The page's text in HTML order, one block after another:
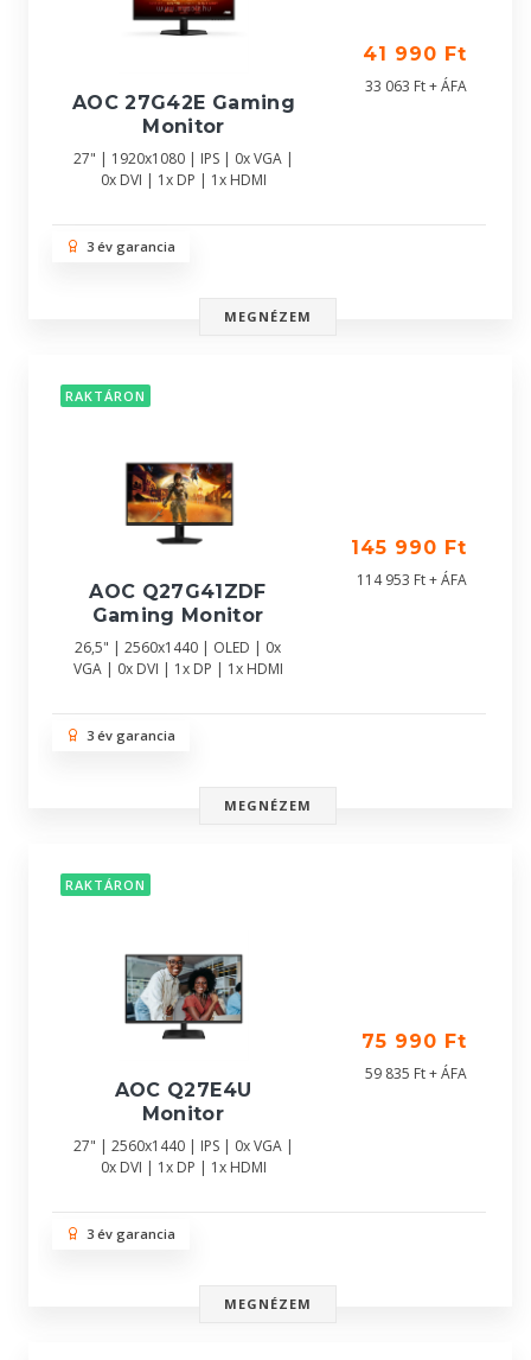
AOC 27G42E Gaming
Monitor
27" | 1920x1080 | IPS | 0x VGA |
0x DVI | 1x DP | 1x HDMI
41 990 Ft
33 063 Ft + ÁFA
3 év garancia
MEGNÉZEM
RAKTÁRON
AOC Q27G41ZDF
Gaming Monitor
26,5" | 2560x1440 | OLED | 0x
VGA | 0x DVI | 1x DP | 1x HDMI
145 990 Ft
114 953 Ft + ÁFA
3 év garancia
MEGNÉZEM
RAKTÁRON
AOC Q27E4U
Monitor
27" | 2560x1440 | IPS | 0x VGA |
0x DVI | 1x DP | 1x HDMI
75 990 Ft
59 835 Ft + ÁFA
3 év garancia
MEGNÉZEM